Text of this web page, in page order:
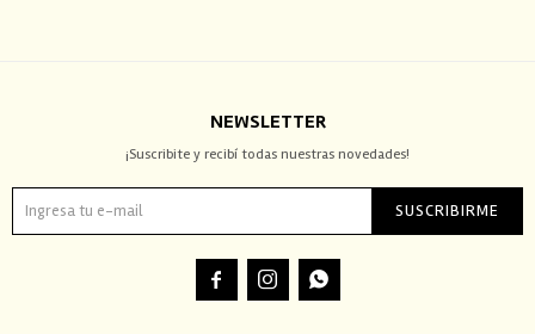
NEWSLETTER
¡Suscribite y recibí todas nuestras novedades!
SUSCRIBIRME
  